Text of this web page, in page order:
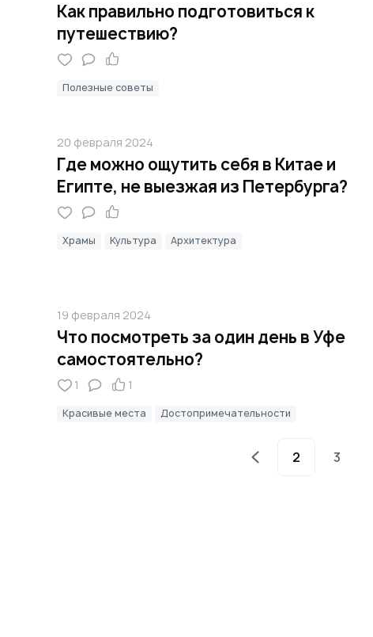
Как правильно подготовиться к
путешествию?
Полезные советы
20 февраля 2024
Где можно ощутить себя в Китае и
Египте, не выезжая из Петербурга?
Храмы Культура Архитектура
19 февраля 2024
Что посмотреть за один день в Уфе
самостоятельно?
1 1
Красивые места Достопримечательности
2 3